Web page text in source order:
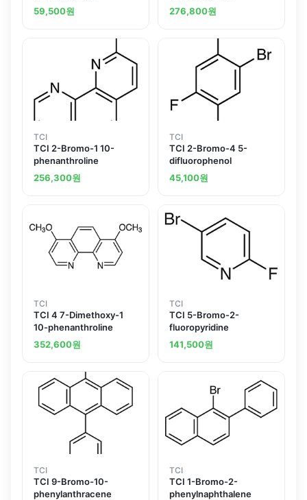
59,500원
276,800원
TCI
TCI 2-Bromo-1 10-
phenanthroline
256,300원
TCI
TCI 2-Bromo-4 5-
difluorophenol
45,100원
TCI
TCI 4 7-Dimethoxy-1
10-phenanthroline
352,600원
TCI
TCI 5-Bromo-2-
fluoropyridine
141,500원
TCI
TCI 9-Bromo-10-
phenylanthracene
TCI
TCI 1-Bromo-2-
phenylnaphthalene